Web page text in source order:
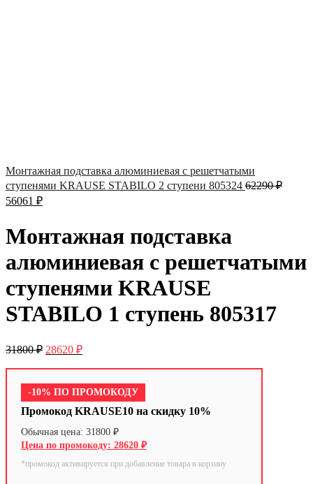
Монтажная подставка алюминиевая с решетчатыми
ступенями KRAUSE STABILO 2 ступени 805324 62290₽
56061 ₽
Монтажная подставка
алюминиевая с решетчатыми
ступенями KRAUSE
STABILO 1 ступень 805317
31800₽ 28620 ₽
-10% ПО ПРОМОКОДУ
Промокод KRAUSE10 на скидку 10%
31800 ₽
28620 ₽
*промокод активируется при добавление товара в корзину